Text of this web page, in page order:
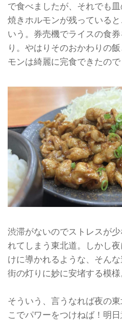
で食べましたが、それでも
焼きホルモンが残っている
いう。券売機でライスの食
り。やはりそのおかわりの
モンは綺麗に完食できたので
渋滞がないのでストレスが
れてしまう東北道。しかし
けに導かれるような、そん
街の灯りに妙に安堵する模様
そういう、言うなれば夜の
こでパワーをつけねば！明